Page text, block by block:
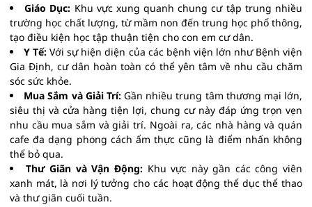
Giáo Dục: Khu vực xung quanh chung cư tập trung nhiều
trường học chất lượng, từ mầm non đến trung học phổ thông,
tạo điều kiện học tập thuận tiện cho con em cư dân.
Y Tế: Với sự hiện diện của các bệnh viện lớn như Bệnh viện
Gia Định, cư dân hoàn toàn có thể yên tâm về nhu cầu chăm
sóc sức khỏe.
Mua Sắm và Giải Trí:Gần nhiều trung tâm thương mại lớn,
siêu thị và cửa hàng tiện lợi, chung cư này đáp ứng trọn vẹn
nhu cầu mua sắm và giải trí. Ngoài ra, các nhà hàng và quán
cafe đa dạng phong cách ẩm thực cũng là điểm nhấn không
thể bỏ qua.
Thư Giãn và Vận Động:Khu vực này gần các công viên
xanh mát, là nơi lý tưởng cho các hoạt động thể dục thể thao
và thư giãn cuối tuần.